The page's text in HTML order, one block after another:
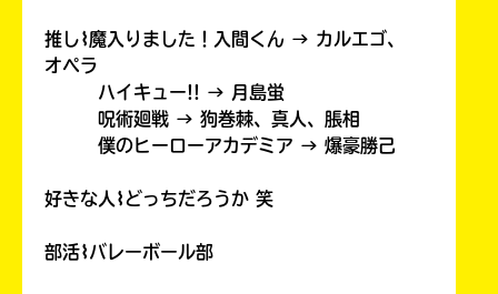
推し⌇魔入りました！入間くん → カルエゴ、
オペラ
ハイキュー!! → 月島蛍
呪術廻戦 → 狗巻棘、真人、脹相
僕のヒーローアカデミア → 爆豪勝己
好きな人⌇どっちだろうか 笑
部活⌇バレーボール部